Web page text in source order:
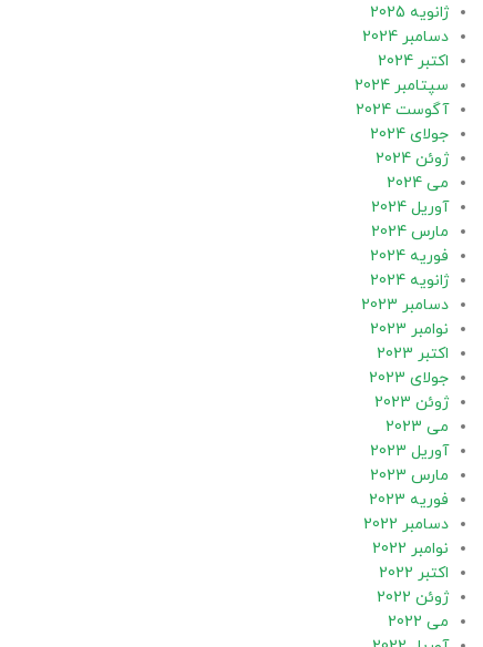
ژانویه 2025
دسامبر 2024
اکتبر 2024
سپتامبر 2024
آگوست 2024
جولای 2024
ژوئن 2024
می 2024
آوریل 2024
مارس 2024
فوریه 2024
ژانویه 2024
دسامبر 2023
نوامبر 2023
اکتبر 2023
جولای 2023
ژوئن 2023
می 2023
آوریل 2023
مارس 2023
فوریه 2023
دسامبر 2022
نوامبر 2022
اکتبر 2022
ژوئن 2022
می 2022